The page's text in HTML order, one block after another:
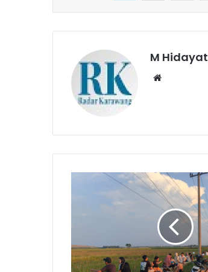
M Hidayat
Desa
Wancimekar